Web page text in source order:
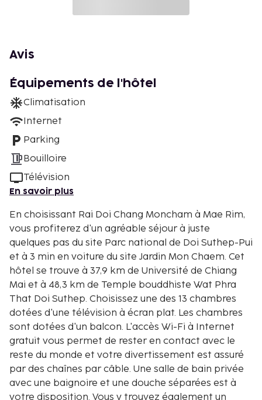
Avis
Équipements de l'hôtel
Climatisation
Internet
Parking
Bouilloire
Télévision
En savoir plus
En choisissant Rai Doi Chang Moncham à Mae Rim,
vous profiterez d'un agréable séjour à juste
quelques pas du site Parc national de Doi Suthep-Pui
et à 3 min en voiture du site Jardin Mon Chaem. Cet
hôtel se trouve à 37,9 km de Université de Chiang
Mai et à 48,3 km de Temple bouddhiste Wat Phra
That Doi Suthep. Choisissez une des 13 chambres
dotées d'une télévision à écran plat. Les chambres
sont dotées d'un balcon. L'accès Wi-Fi à Internet
gratuit vous permet de rester en contact avec le
reste du monde et votre divertissement est assuré
par des chaînes par câble. Une salle de bain privée
avec une baignoire et une douche séparées est à
votre disposition. Vous y trouvez également un